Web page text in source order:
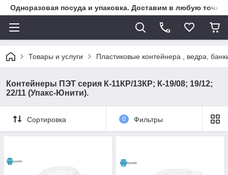
Одноразовая посуда и упаковка. Доставим в любую точку
Товары и услуги Пластиковые контейнера , ведра,
Контейнеры ПЭТ серия К-11КР/13КР; К-19/08; 19/12;
22/11 (Упакс-Юнити).
Сортировка 0 Фильтры